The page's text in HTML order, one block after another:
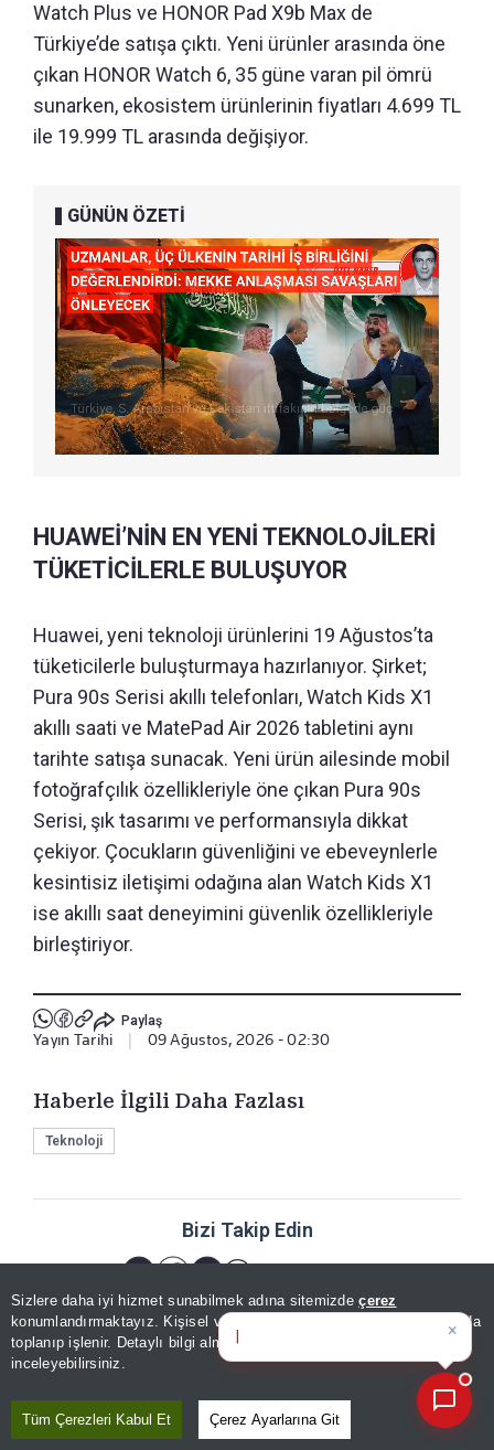
Sizlere daha iyi hizmet sunabilmek adına sitemizdeçerez
konumlandırmaktayız. Kişisel verileriniz, KVKK ve GDPR kapsamında
toplanıp işlenir. Detaylı bilgi almak için
inceleyebilirsiniz.
Tüm Çerezleri Kabul Et Çerez Ayarlarına Git
Watch Plus ve HONOR Pad X9b Max de
Türkiye’de satışa çıktı. Yeni ürünler arasında öne
çıkan HONOR Watch 6, 35 güne varan pil ömrü
sunarken, ekosistem ürünlerinin fiyatları 4.699 TL
ile 19.999 TL arasında değişiyor.
GÜNÜN ÖZETİ
HUAWEİ’NİN EN YENİ TEKNOLOJİLERİ
TÜKETİCİLERLE BULUŞUYOR
Huawei, yeni teknoloji ürünlerini 19 Ağustos’ta
tüketicilerle buluşturmaya hazırlanıyor. Şirket;
Pura 90s Serisi akıllı telefonları, Watch Kids X1
akıllı saati ve MatePad Air 2026 tabletini aynı
tarihte satışa sunacak. Yeni ürün ailesinde mobil
fotoğrafçılık özellikleriyle öne çıkan Pura 90s
Serisi, şık tasarımı ve performansıyla dikkat
çekiyor. Çocukların güvenliğini ve ebeveynlerle
kesintisiz iletişimi odağına alan Watch Kids X1
ise akıllı saat deneyimini güvenlik özellikleriyle
birleştiriyor.
Paylaş
Yayın Tarihi 09 Ağustos, 2026 - 02:30
Haberle İlgili Daha Fazlası
Teknoloji
Bizi Takip Edin
YORUMLAR
×
Bugünün öne çıkan manşetleri